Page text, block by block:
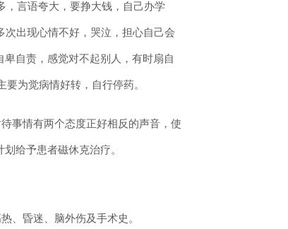
，言语夸大，要挣大钱，自己办学
出现心情不好，哭泣，担心自己会
自责，感觉对不起别人，有时扇自
为觉病情好转，自行停药。
事情有两个态度正好相反的声音，使
给予患者磁休克治疗。
、昏迷、脑外伤及手术史。